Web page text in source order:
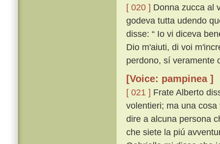
[ 020 ] Donna zucca al
godeva tutta udendo
disse: “ Io vi diceva
Dio m'aiuti, di voi
perdono, sí veramente
[Voice: pampinea ]
[ 021 ] Frate Alberto
volentieri; ma una
dire a alcuna persona
che siete la piú